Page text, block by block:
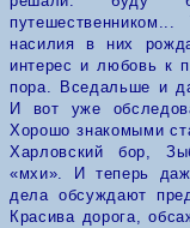
насилия в них
интерес и любовь к
пора.
Bсeдальше и
И вот уже
Хорошо знакомыми
Харловский бор,
«мхи». И теперь
дела обсуждают
Красива дорога,